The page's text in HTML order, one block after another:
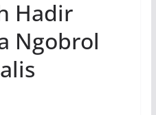
Hadir
Ngobrol